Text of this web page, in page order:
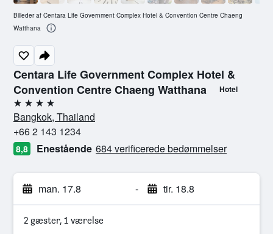
Centara Life Government Complex Hotel &
Convention Centre Chaeng Watthana
Hotel
4 stjerner
Bangkok, Thailand
+66 2 143 1234
8,8 Enestående 684 verificerede bedømmelser
man. 17.8 - tir. 18.8
2 gæster, 1 værelse
Billeder af Centara Life Government Complex Hotel & Convention Centre Chaeng
Watthana